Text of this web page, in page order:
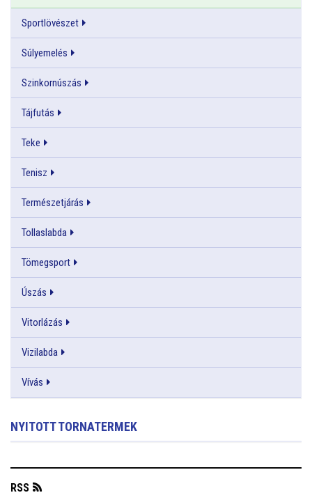
Sportlövészet
Súlyemelés
Szinkornúszás
Tájfutás
Teke
Tenisz
Természetjárás
Tollaslabda
Tömegsport
Úszás
Vitorlázás
Vizilabda
Vívás
NYITOTT TORNATERMEK
RSS